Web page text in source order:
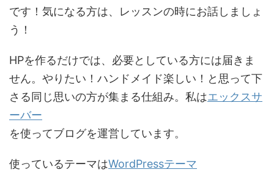
です！気になる方は、レッスンの時にお話しましょ
う！
HPを作るだけでは、必要としている方には届きま
せん。やりたい！ハンドメイド楽しい！と思って下
さる同じ思いの方が集まる仕組み。私はエックスサ
ーバー
を使ってブログを運営しています。
使っているテーマはWordPressテーマ